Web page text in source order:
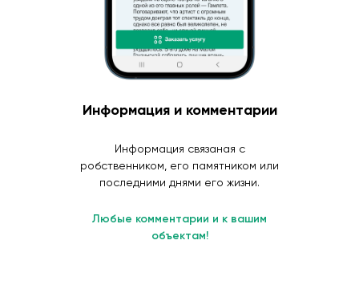
Информация и комментарии
Информация связаная с
робственником, его памятником или
последними днями его жизни.
Любые комментарии и к вашим
объектам!